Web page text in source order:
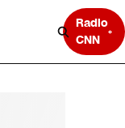
Radio
CNN